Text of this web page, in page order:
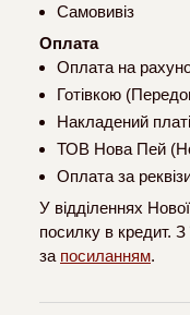
Самовивіз
Оплата
Оплата на
Готівкою
Накладений
ТОВ Нова Пей
Оплата за
У відділеннях
посилку в кредит.
за посиланням.